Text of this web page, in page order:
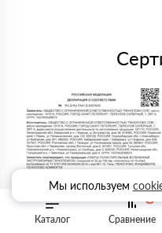
Каталог Сравнение
Мы используем